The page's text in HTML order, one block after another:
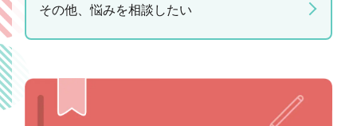
その他、悩みを相談したい